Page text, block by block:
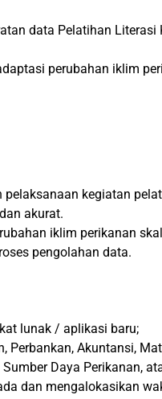
data Pelatihan Literasi
perubahan iklim
kegiatan
akurat.
iklim perikanan
pengolahan data.
lunak / aplikasi baru;
Perbankan, Akuntansi,
Daya Perikanan,
dan mengalokasikan